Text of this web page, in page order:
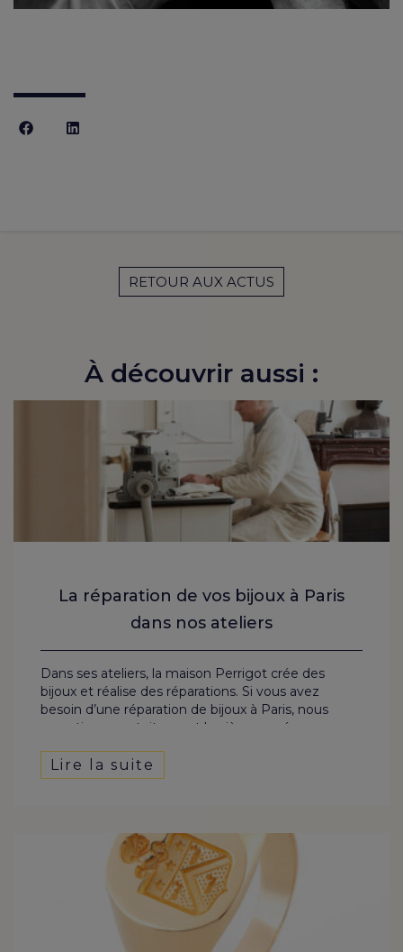
RETOUR AUX ACTUS
À découvrir aussi :
La réparation de vos bijoux à Paris
dans nos ateliers
Dans ses ateliers, la maison Perrigot crée des
bijoux et réalise des réparations. Si vous avez
besoin d’une réparation de bijoux à Paris, nous
expertisons gratuitement la pièce cassée ou
notre grille de tarifs. Réparation simple ou projet
complexe de remise à neuf, découvrez les services
Lire la suite